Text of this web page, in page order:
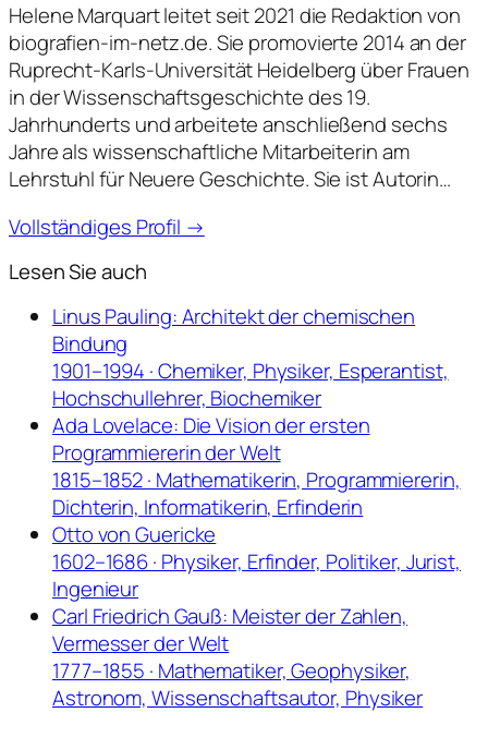
Helene Marquart leitet seit 2021 die Redaktion von
biografien-im-netz.de. Sie promovierte 2014 an der
Ruprecht-Karls-Universität Heidelberg über Frauen
in der Wissenschaftsgeschichte des 19.
Jahrhunderts und arbeitete anschließend sechs
Jahre als wissenschaftliche Mitarbeiterin am
Lehrstuhl für Neuere Geschichte. Sie ist Autorin…
Vollständiges Profil →
Lesen Sie auch
Linus Pauling: Architekt der chemischen
Bindung
1901–1994 · Chemiker, Physiker, Esperantist,
Hochschullehrer, Biochemiker
Ada Lovelace: Die Vision der ersten
Programmiererin der Welt
1815–1852 · Mathematikerin, Programmiererin,
Dichterin, Informatikerin, Erfinderin
Otto von Guericke
1602–1686 · Physiker, Erfinder, Politiker, Jurist,
Ingenieur
Carl Friedrich Gauß: Meister der Zahlen,
Vermesser der Welt
1777–1855 · Mathematiker, Geophysiker,
Astronom, Wissenschaftsautor, Physiker